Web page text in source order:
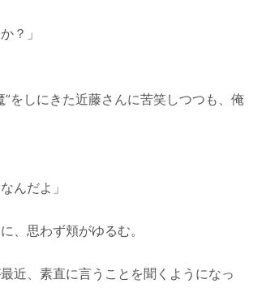
？」
”をしにきた近藤さんに苦笑しつつも、俺
んだよ」
、思わず頬がゆるむ。
最近、素直に言うことを聞くようになっ